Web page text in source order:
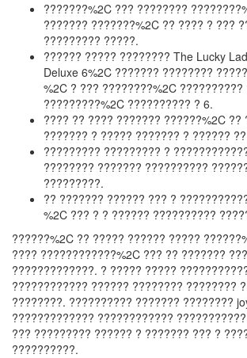
???????%2C ??? ????????
??????? ???????%2C ?? ???? ? ???
????????? ?????.
?????? ????? ???????? The Lucky
Deluxe 6%2C ??????? ????????
%2C ? ??? ????????%2C ??????????
?????????%2C ?????????? ? 6.
???? ?? ???? ??????? ??????%2C ??
??????? ? ????? ??????? ? ??????
????????? ????????? ?
???????? ??????? ??????????
?????????.
?? ??????? ?????? ??? ?
%2C ??? ? ? ?????? ??????????
??????%2C ?? ????? ?????? ?????
???? ????????????%2C ??? ?? ???????
?????????????. ? ????? ?????
???????????? ?????? ???????? ????????
????????. ?????????? ??????? ????????
????????????? ????????????
??? ????????? ?????? ? ??????? ??? ?
??????????.